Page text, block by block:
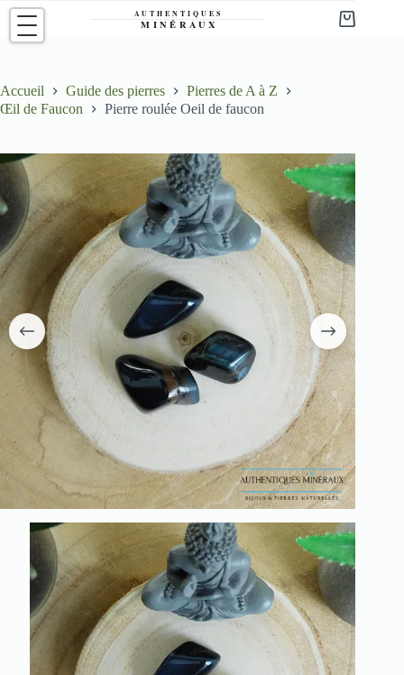
Passer
contenu
Panier
Accueil Guide des pierres
Pierres de A à Z
Œil de Faucon
Pierre roulée Oeil de faucon